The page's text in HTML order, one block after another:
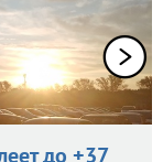
до +37